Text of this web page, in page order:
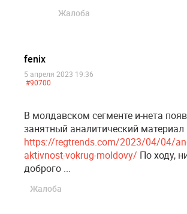
Жалоба
fenix
5 апреля 2023 19:36
#90700
В молдавском сегменте и-нета
занятный аналитический материал
https://regtrends.com/2023/04/04/
aktivnost-vokrug-moldovy/ По ходу,
доброго ...
Жалоба